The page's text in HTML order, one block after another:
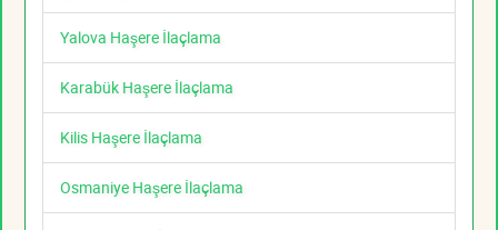
Yalova Haşere İlaçlama
Karabük Haşere İlaçlama
Kilis Haşere İlaçlama
Osmaniye Haşere İlaçlama